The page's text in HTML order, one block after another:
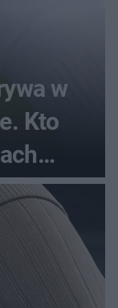
w
Kto